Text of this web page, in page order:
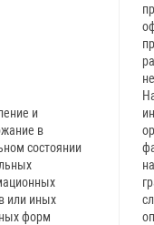
и
в
состоянии
или иных
форм